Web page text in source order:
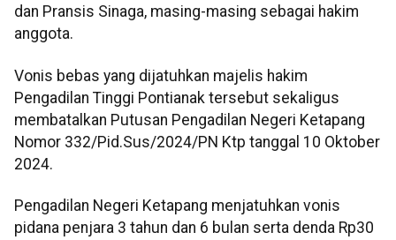
dan Pransis Sinaga, masing-masing sebagai hakim
anggota.
Vonis bebas yang dijatuhkan majelis hakim
Pengadilan Tinggi Pontianak tersebut sekaligus
membatalkan Putusan Pengadilan Negeri Ketapang
Nomor 332/Pid.Sus/2024/PN Ktp tanggal 10 Oktober
2024.
Pengadilan Negeri Ketapang menjatuhkan vonis
pidana penjara 3 tahun dan 6 bulan serta denda Rp30